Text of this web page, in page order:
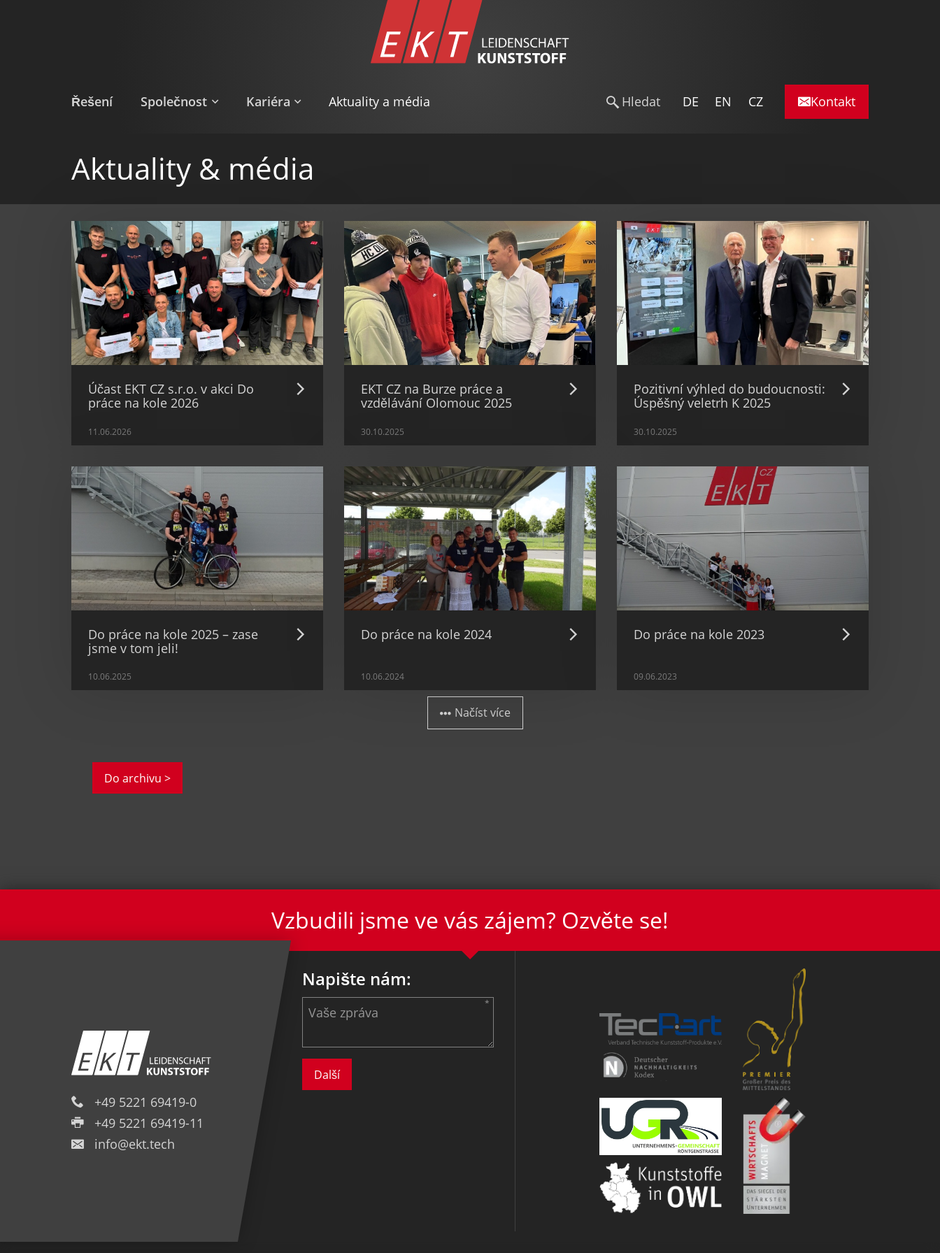
Řešení Společnost Kariéra Aktuality a média DE EN CZ
Aktuality & média
Účast EKT CZ s.r.o. v akci Do
práce na kole 2026
11.06.2026
EKT CZ na Burze práce a
vzdělávání Olomouc 2025
30.10.2025
Pozitivní výhled do budoucnosti:
Úspěšný veletrh K 2025
30.10.2025
Do práce na kole 2025 – zase
jsme v tom jeli!
10.06.2025
Do práce na kole 2024
10.06.2024
Do práce na kole 2023
09.06.2023
Načíst více
Do archivu >
Vzbudili jsme ve vás zájem? Ozvěte se!
+49 5221 69419-0
+49 5221 69419-11
info@ekt.tech
Napište nám: